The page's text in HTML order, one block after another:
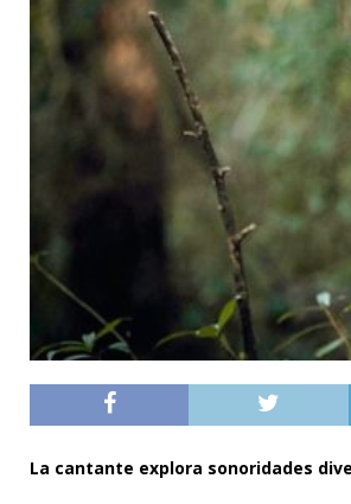
La cantante explora sonoridades